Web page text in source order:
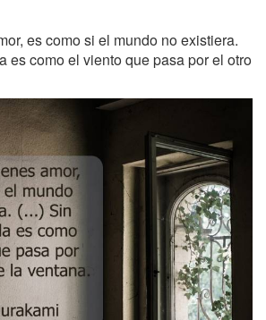
es como si el mundo no existiera.
es como el viento que pasa por el otro